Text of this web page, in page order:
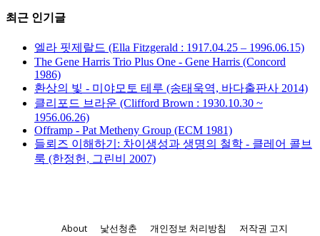
최근 인기글
엘라 핏제랄드 (Ella Fitzgerald : 1917.04.25 – 1996.06.15)
The Gene Harris Trio Plus One - Gene Harris (Concord
1986)
환상의 빛 - 미야모토 테루 (송태욱역, 바다출판사 2014)
클리포드 브라운 (Clifford Brown : 1930.10.30 ~
1956.06.26)
Offramp - Pat Metheny Group (ECM 1981)
들뢰즈 이해하기: 차이생성과 생명의 철학 - 클레어 콜브
룩 (한정헌, 그린비 2007)
About 낯선청춘 개인정보 처리방침 저작권 고지